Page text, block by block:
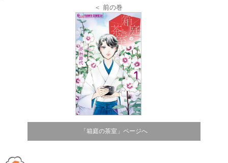
＜ 前の巻
「箱庭の茶室」ページへ